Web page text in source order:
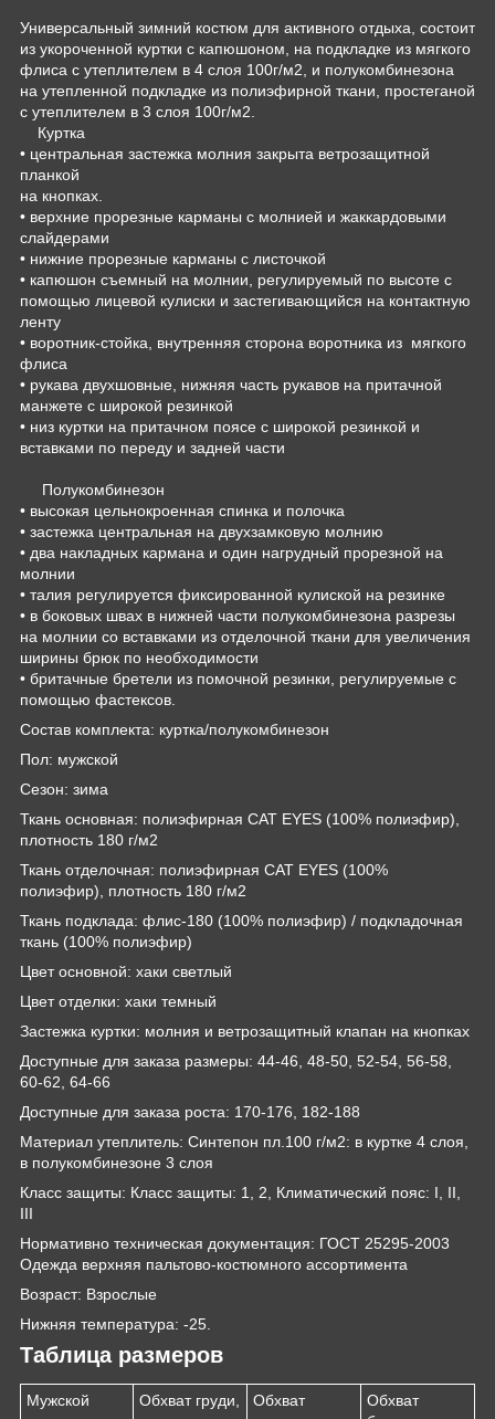
Универсальный зимний костюм для активного отдыха, состоит
из укороченной куртки с капюшоном, на подкладке из мягкого
флиса с утеплителем в 4 слоя 100г/м2, и полукомбинезона
на утепленной подкладке из полиэфирной ткани, простеганой
с утеплителем в 3 слоя 100г/м2.
Куртка
• центральная застежка молния закрыта ветрозащитной
планкой
на кнопках.
• верхние прорезные карманы с молнией и жаккардовыми
слайдерами
• нижние прорезные карманы с листочкой
• капюшон съемный на молнии, регулируемый по высоте с
помощью лицевой кулиски и застегивающийся на контактную
ленту
• воротник-стойка, внутренняя сторона воротника из мягкого
флиса
• рукава двухшовные, нижняя часть рукавов на притачной
манжете с широкой резинкой
• низ куртки на притачном поясе с широкой резинкой и
вставками по переду и задней части
Полукомбинезон
• высокая цельнокроенная спинка и полочка
• застежка центральная на двухзамковую молнию
• два накладных кармана и один нагрудный прорезной на
молнии
• талия регулируется фиксированной кулиской на резинке
• в боковых швах в нижней части полукомбинезона разрезы
на молнии со вставками из отделочной ткани для увеличения
ширины брюк по необходимости
• бритачные бретели из помочной резинки, регулируемые с
помощью фастексов.
Состав комплекта: куртка/полукомбинезон
Пол: мужской
Сезон: зима
Ткань основная: полиэфирная CAT EYES (100% полиэфир),
плотность 180 г/м2
Ткань отделочная: полиэфирная CAT EYES (100%
полиэфир), плотность 180 г/м2
Ткань подклада: флис-180 (100% полиэфир) / подкладочная
ткань (100% полиэфир)
Цвет основной: хаки светлый
Цвет отделки: хаки темный
Застежка куртки: молния и ветрозащитный клапан на кнопках
Доступные для заказа размеры: 44-46, 48-50, 52-54, 56-58,
60-62, 64-66
Доступные для заказа роста: 170-176, 182-188
Материал утеплитель: Синтепон пл.100 г/м2: в куртке 4 слоя,
в полукомбинезоне 3 слоя
Класс защиты: Класс защиты: 1, 2, Климатический пояс: I, II,
III
Нормативно техническая документация: ГОСТ 25295-2003
Одежда верхняя пальтово-костюмного ассортимента
Возраст: Взрослые
Нижняя температура: -25.
Таблица размеров
Мужской
Обхват груди,
Обхват
Обхват